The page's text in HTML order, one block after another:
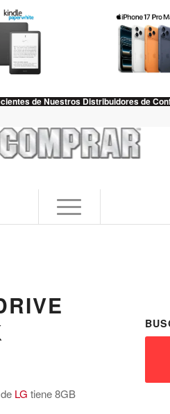
de Nuestros Distribuidores de
LG tiene 8GB